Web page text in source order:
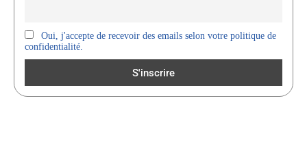
Oui, j'accepte de recevoir des emails selon votre politique de
confidentialité.